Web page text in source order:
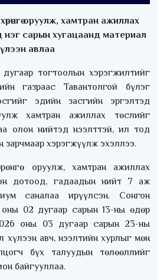
оруулж, хамтран ажиллах
нэг сарын хугацаанд материал
авлаа
тогтоолын хэрэгжилтийг
газраас Тавантолгой бүлэг
эдийн засгийн эргэлтэд
хамтран ажиллах төслийг
олон нийтэд нээлттэй, ил тод
зарчмаар хэрэгжүүлж эхэллээ.
оруулж, хамтран ажиллах
дотоод, гадаадын нийт 7 аж
саналаа ирүүлсэн. Сонгон
02 дугаар сарын 13-ны өдөр
оны 03 дугаар сарын 23-ны
хүлээн авч, нээлтийн хурлыг мөн
бүх талуудын төлөөллийг
байгууллаа.